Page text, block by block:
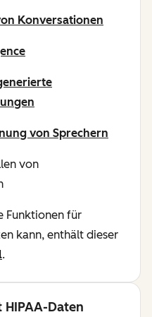
Konversationen
von Sprechern
von
Funktionen für
kann, enthält dieser
.
Daten